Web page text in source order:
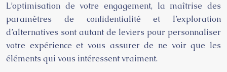
L’optimisation de votre engagement, la maîtrise des
paramètres de confidentialité et l’exploration
d’alternatives sont autant de leviers pour personnaliser
votre expérience et vous assurer de ne voir que les
éléments qui vous intéressent vraiment.